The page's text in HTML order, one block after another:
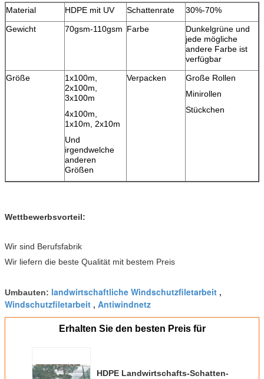
Material HDPE mit UV Schattenrate
30%-70%
Gewicht
70gsm-110gsm Farbe
Dunkelgrüne und
jede mögliche
andere Farbe ist
verfügbar
Größe
1x100m,
2x100m,
3x100m
4x100m,
1x10m, 2x10m
Und
irgendwelche
anderen
Größen
Verpacken
Große Rollen
Minirollen
Stückchen
Wettbewerbsvorteil:
Wir sind Berufsfabrik
Wir liefern die beste Qualität mit bestem Preis
Umbauten: landwirtschaftliche Windschutzfiletarbeit ,
Windschutzfiletarbeit , Antiwindnetz
Erhalten Sie den besten Preis für
HDPE Landwirtschafts-Schatten-